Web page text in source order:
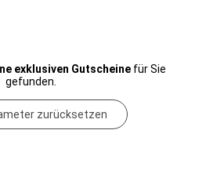
exklusiven Gutscheinefür Sie
gefunden.
zurücksetzen